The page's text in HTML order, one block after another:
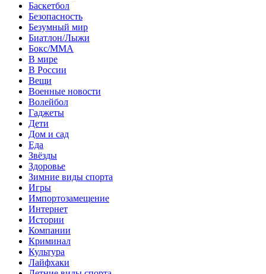
Баскетбол
Безопасность
Безумный мир
Биатлон/Лыжи
Бокс/MMA
В мире
В России
Вещи
Военные новости
Волейбол
Гаджеты
Дети
Дом и сад
Еда
Звёзды
Здоровье
Зимние виды спорта
Игры
Импортозамещение
Интернет
Истории
Компании
Криминал
Культура
Лайфхаки